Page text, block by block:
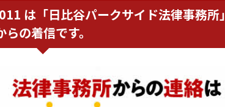
は「日比谷パークサイド法律事務所」
らの着信です。